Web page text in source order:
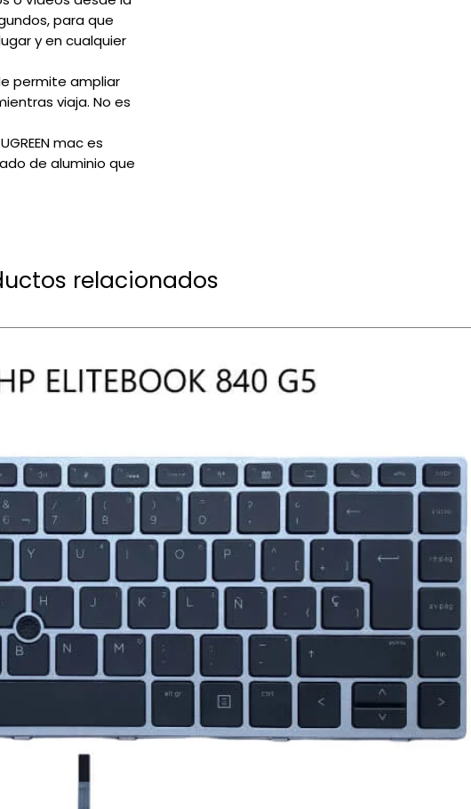
para que
y en cualquier
permite ampliar
viaja. No es
mac es
de aluminio que
relacionados